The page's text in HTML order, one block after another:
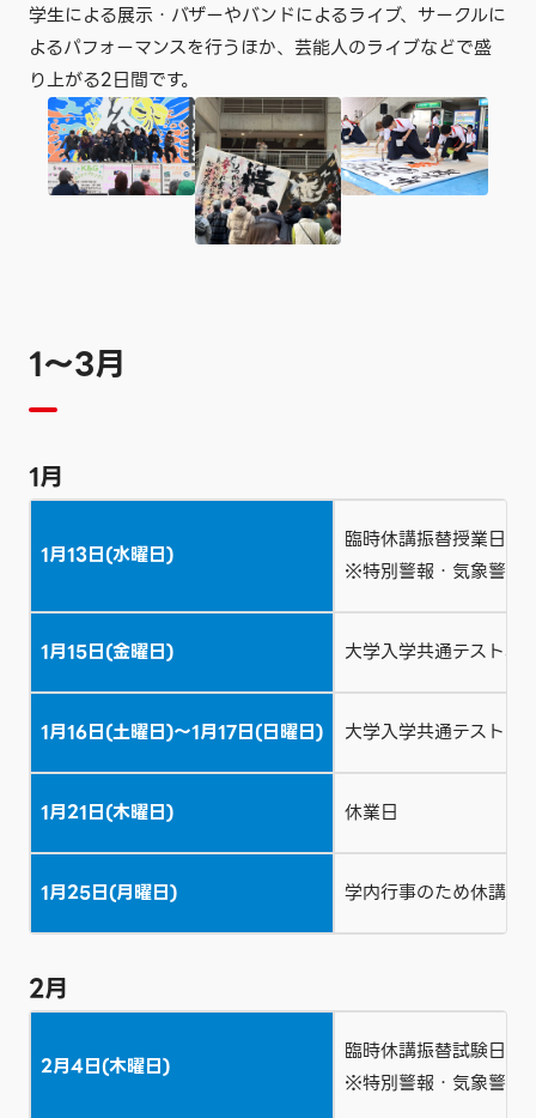
学生による展示・バザーやバンドによるライブ、サークルに
よるパフォーマンスを行うほか、芸能人のライブなどで盛
り上がる2日間です。
1〜3月
1月
1月13日(水曜日)
臨時休講振替授業日
※特別警報・気象警報
1月15日(金曜日) 大学入学共通テスト準
1月16日(土曜日)～1月17日(日曜日) 大学入学共通テスト
1月21日(木曜日) 休業日
1月25日(月曜日) 学内行事のため休講
2月
2月4日(木曜日)
臨時休講振替試験日
※特別警報・気象警報